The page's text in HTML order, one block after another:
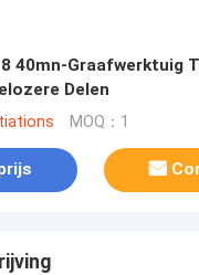
40mn-Graafwerktuig
Delen
MOQ：1